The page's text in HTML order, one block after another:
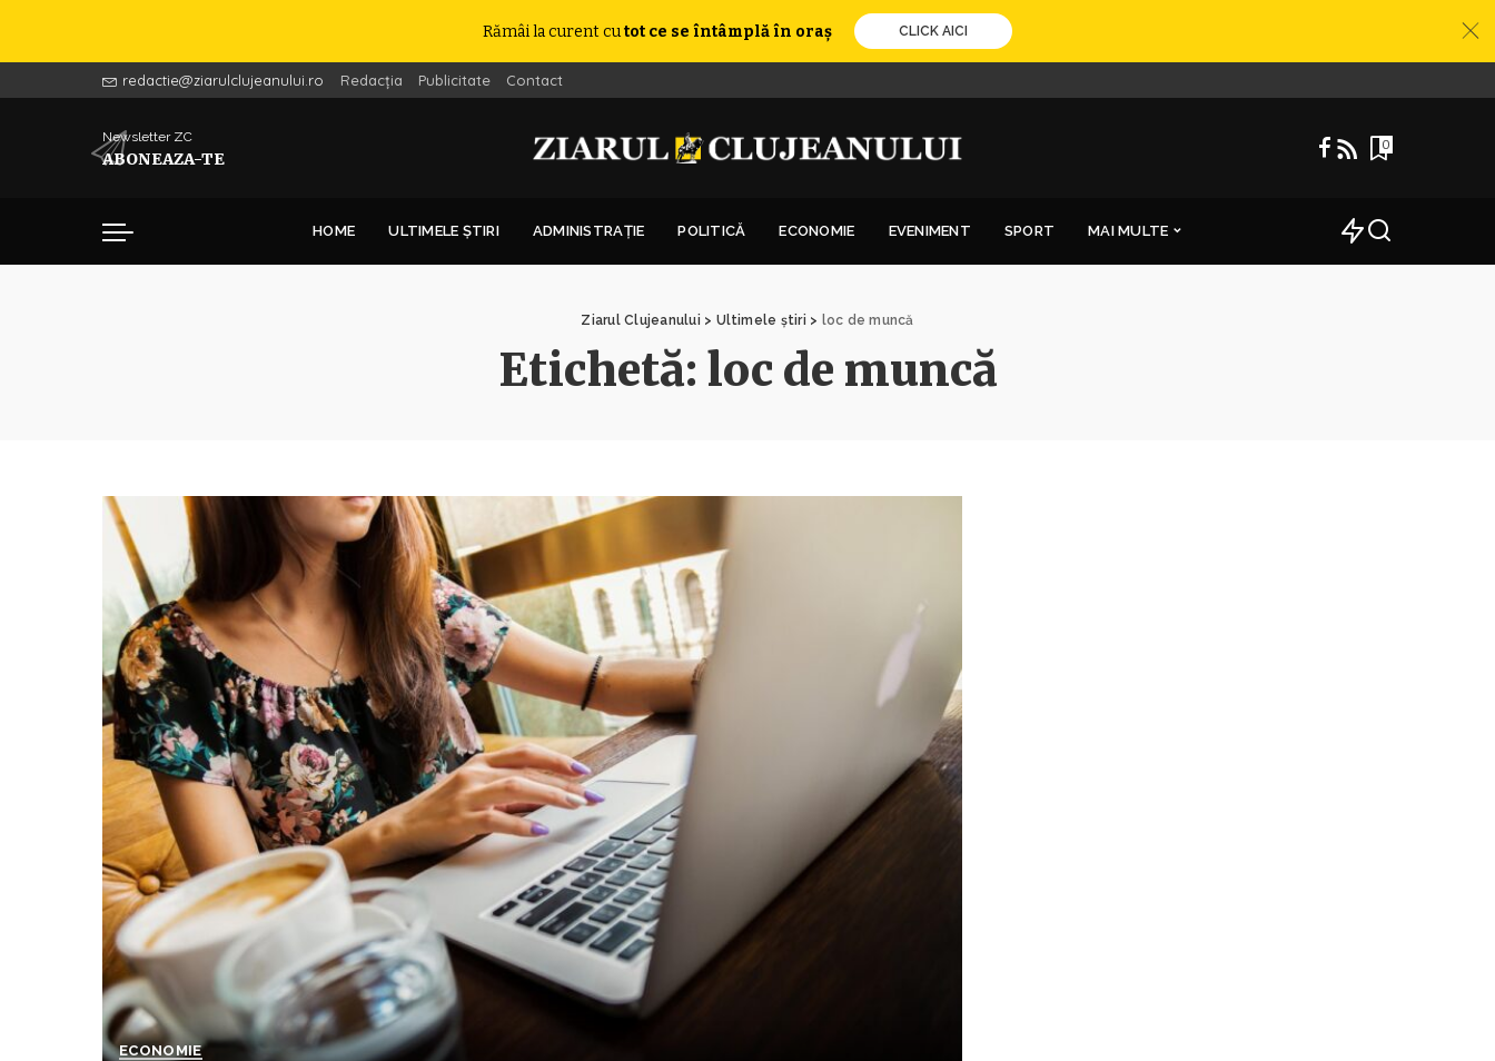
Rămâi la curent cutot ce se întâmplă în oraș CLICK AICI
redactie@ziarulclujeanului.ro Redacția Publicitate Contact
Newsletter ZC
ABONEAZA-TE
0
HOME ULTIMELE ȘTIRI ADMINISTRAȚIE POLITICĂ ECONOMIE EVENIMENT SPORT MAI MULTE
Ziarul Clujeanului > Ultimele știri > loc de muncă
Etichetă: loc de muncă
ECONOMIE